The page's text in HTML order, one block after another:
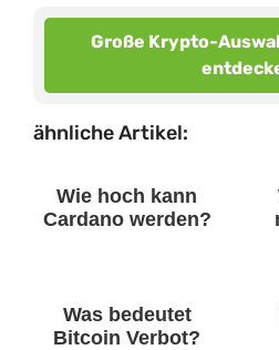
Große Krypto-
ähnliche Artikel:
Wie hoch kann
Cardano werden?
Was bedeutet
Bitcoin Verbot?